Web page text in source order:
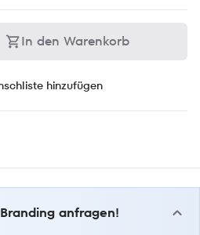
In den Warenkorb
hinzufügen
anfragen!